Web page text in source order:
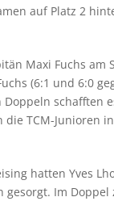
auf Platz 2
Maxi Fuchs am
(6:1 und 6:0
TCM-Junioren
hatten Yves
Im